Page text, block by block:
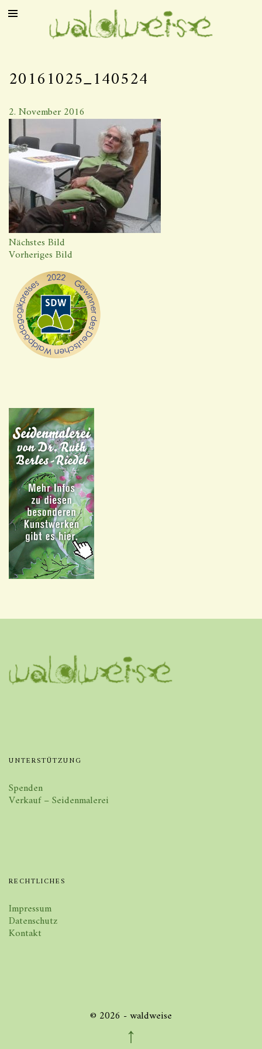
20161025_140524
2. November 2016
Nächstes Bild
Vorheriges Bild
UNTERSTÜTZUNG
Spenden
Verkauf – Seidenmalerei
RECHTLICHES
Impressum
Datenschutz
Kontakt
© 2026 - waldweise